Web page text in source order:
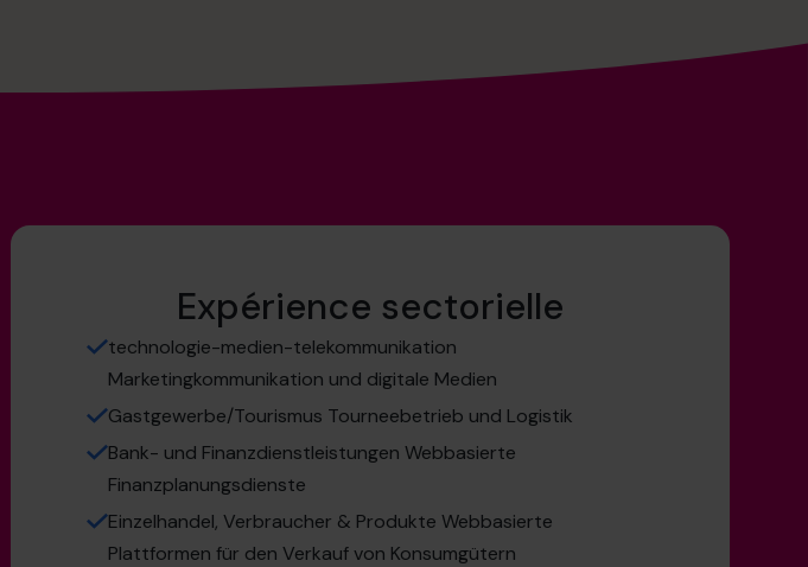
Expérience sectorielle
technologie-medien-telekommunikation
Marketingkommunikation und digitale Medien
Gastgewerbe/Tourismus Tourneebetrieb und Logistik
Bank- und Finanzdienstleistungen Webbasierte
Finanzplanungsdienste
Einzelhandel, Verbraucher & Produkte Webbasierte
Plattformen für den Verkauf von Konsumgütern